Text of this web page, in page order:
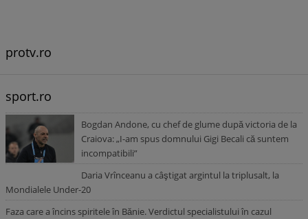
protv.ro
sport.ro
Bogdan Andone, cu chef de glume după victoria de la
Craiova: „I-am spus domnului Gigi Becali că suntem
incompatibili”
Daria Vrînceanu a câştigat argintul la triplusalt, la
Mondialele Under-20
Faza care a încins spiritele în Bănie. Verdictul specialistului în cazul